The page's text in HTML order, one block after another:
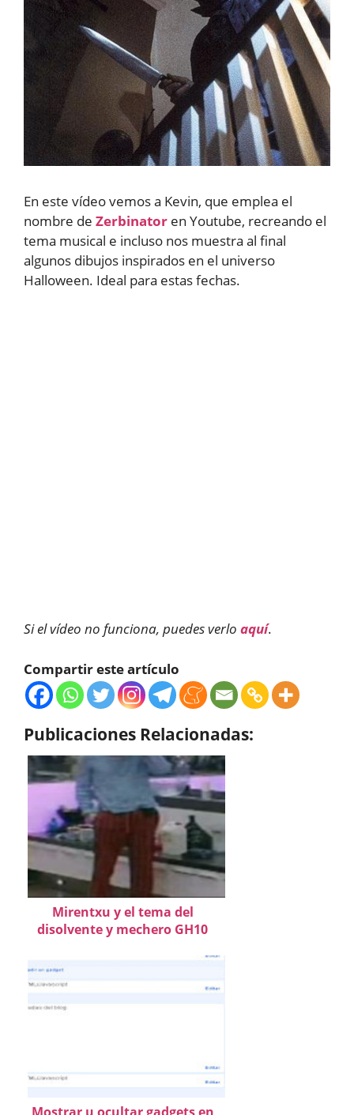
En este vídeo vemos a Kevin, que emplea el
nombre de Zerbinator en Youtube, recreando el
tema musical e incluso nos muestra al final
algunos dibujos inspirados en el universo
Halloween. Ideal para estas fechas.
Si el vídeo no funciona, puedes verlo aquí.
Compartir este artículo
Publicaciones Relacionadas:
Mirentxu y el tema del
disolvente y mechero GH10